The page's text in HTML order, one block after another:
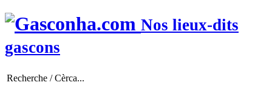
Nos lieux-dits
gascons
Recherche / Cèrca...